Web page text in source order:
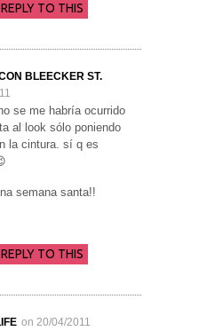
TO THIS
BLEECKER ST.
se me habría ocurrido
al look sólo poniendo
la cintura. sí q es
semana santa!!
TO THIS
on 20/04/2011